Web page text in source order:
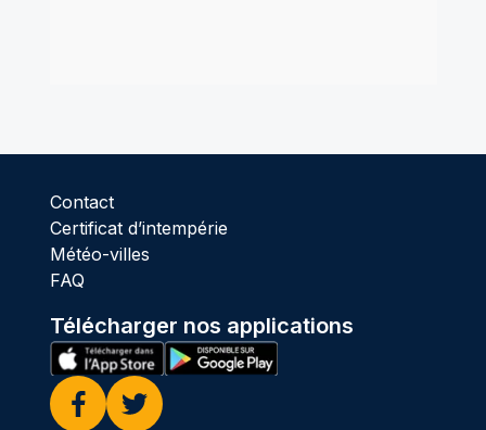
Contact
Certificat d’intempérie
Météo-villes
FAQ
Télécharger nos applications